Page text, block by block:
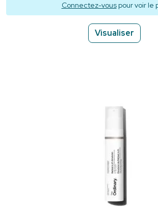
Connectez-vouspour voir le
Visualiser